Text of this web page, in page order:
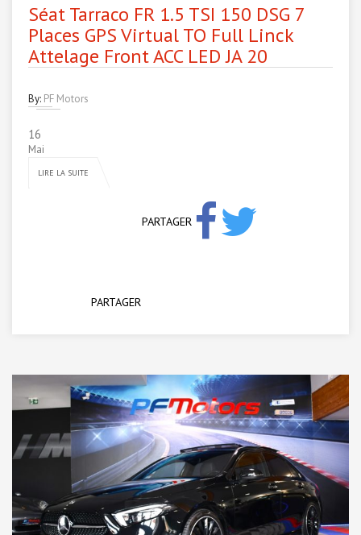
Séat Tarraco FR 1.5 TSI 150 DSG 7
Places GPS Virtual TO Full Linck
Attelage Front ACC LED JA 20
By: PF Motors
16
Mai
LIRE LA SUITE
PARTAGER
PARTAGER